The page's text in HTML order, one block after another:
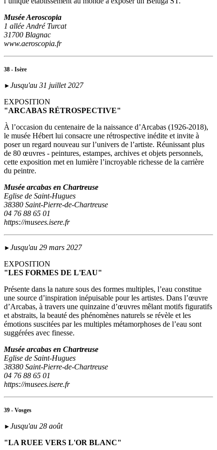
Musée Aeroscopia
1 allée André Turcat
31700 Blagnac
www.aeroscopia.fr
38 - Isère
► Jusqu'au 31 juillet 2027
EXPOSITION
"ARCABAS RÉTROSPECTIVE"
À l’occasion du centenaire de la naissance d’Arcabas (1926-2018),
le musée Hébert lui consacre une rétrospective inédite et invite à
poser un regard nouveau sur l’univers de l’artiste. Réunissant plus
de 80 œuvres - peintures, estampes, archives et objets personnels,
cette exposition met en lumière l’incroyable richesse de la carrière
du peintre.
Musée arcabas en Chartreuse
Eglise de Saint-Hugues
38380 Saint-Pierre-de-Chartreuse
04 76 88 65 01
https://musees.isere.fr
► Jusqu'au 29 mars 2027
EXPOSITION
"LES FORMES DE L'EAU"
Présente dans la nature sous des formes multiples, l’eau constitue
une source d’inspiration inépuisable pour les artistes. Dans l’œuvre
d’Arcabas, à travers une quinzaine d’œuvres mêlant motifs figuratifs
et abstraits, la beauté des phénomènes naturels se révèle et les
émotions suscitées par les multiples métamorphoses de l’eau sont
suggérées avec finesse.
Musée arcabas en Chartreuse
Eglise de Saint-Hugues
38380 Saint-Pierre-de-Chartreuse
04 76 88 65 01
https://musees.isere.fr
39 - Vosges
► Jusqu'au 28 août
"LA RUEE VERS L'OR BLANC"